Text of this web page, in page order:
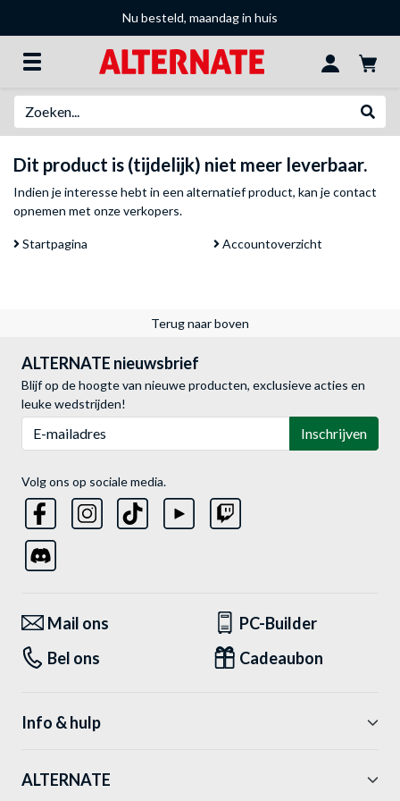
Nu besteld, maandag in huis
Dit product is (tijdelijk) niet meer leverbaar.
Indien je interesse hebt in een alternatief product, kan jecontact
opnemen met onze verkopers.
Startpagina Accountoverzicht
Terug naar boven
ALTERNATE nieuwsbrief
Blijf op de hoogte van nieuwe producten, exclusieve acties en
leuke wedstrijden!
Inschrijven
Volg ons op sociale media.
Mail ons
PC-Builder
Bel ons
Cadeaubon
Info & hulp
ALTERNATE